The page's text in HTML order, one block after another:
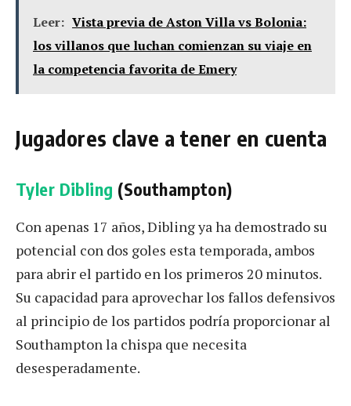
Leer: Vista previa de Aston Villa vs Bolonia:
los villanos que luchan comienzan su viaje en
la competencia favorita de Emery
Jugadores clave a tener en cuenta
Tyler Dibling (Southampton)
Con apenas 17 años, Dibling ya ha demostrado su
potencial con dos goles esta temporada, ambos
para abrir el partido en los primeros 20 minutos.
Su capacidad para aprovechar los fallos defensivos
al principio de los partidos podría proporcionar al
Southampton la chispa que necesita
desesperadamente.